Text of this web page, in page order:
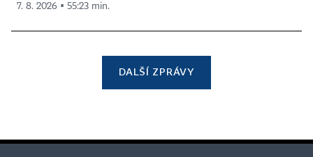
7. 8. 2026 ▪ 55:23 min.
DALŠÍ ZPRÁVY